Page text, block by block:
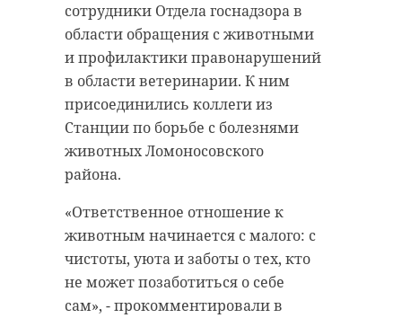
сотрудники Отдела госнадзора в
области обращения с животными
и профилактики правонарушений
в области ветеринарии. К ним
присоединились коллеги из
Станции по борьбе с болезнями
животных Ломоносовского
района.
«Ответственное отношение к
животным начинается с малого: с
чистоты, уюта и заботы о тех, кто
не может позаботиться о себе
сам», - прокомментировали в